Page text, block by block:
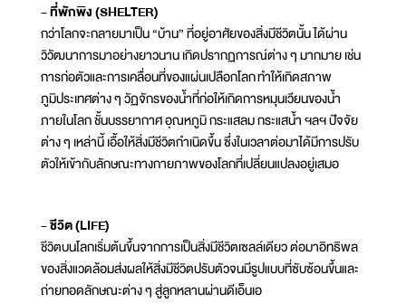
- ที่พักพิง (SHELTER)
กว่าโลกจะกลายมาเป็น “บ้าน” ที่อยู่อาศัยของสิ่งมีชีวิตนั้น ได้ผ่าน
วิวัฒนาการมาอย่างยาวนาน เกิดปรากฏการณ์ต่าง ๆ มากมาย เช่น
การก่อตัวและการเคลื่อนที่ของแผ่นเปลือกโลก ทำให้เกิดสภาพ
ภูมิประเทศต่าง ๆ วัฏจักรของน้ำที่ก่อให้เกิดการหมุนเวียนของน้ำ
ภายในโลก ชั้นบรรยากาศ อุณหภูมิ กระแสลม กระแสน้ำ ฯลฯ ปัจจัย
ต่าง ๆ เหล่านี้ เอื้อให้สิ่งมีชีวิตกำเนิดขึ้น ซึ่งในเวลาต่อมาได้มีการปรับ
ตัวให้เข้ากับลักษณะทางกายภาพของโลกที่เปลี่ยนแปลงอยู่เสมอ
- ชีวิต (LIFE)
ชีวิตบนโลกเริ่มต้นขึ้นจากการเป็นสิ่งมีชีวิตเซลล์เดียว ต่อมาอิทธิพล
ของสิ่งแวดล้อมส่งผลให้สิ่งมีชีวิตปรับตัวจนมีรูปแบบที่ซับซ้อนขึ้นและ
ถ่ายทอดลักษณะต่าง ๆ สู่ลูกหลานผ่านดีเอ็นเอ